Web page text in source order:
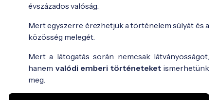
évszázados valóság.
Mert egyszerre érezhetjük a történelem súlyát és a
közösség melegét.
Mert a látogatás során nemcsak látványosságot,
hanem valódi emberi történeteketismerhetünk
meg.